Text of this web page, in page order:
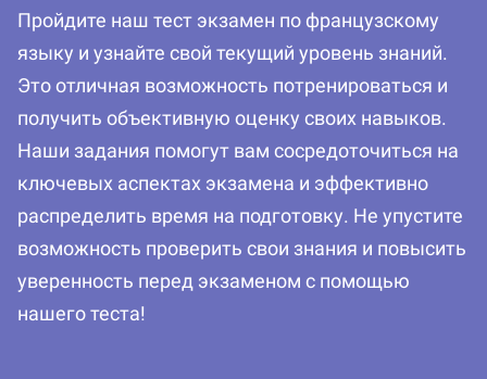
Пройдите наш тест экзамен по французскому
языку и узнайте свой текущий уровень знаний.
Это отличная возможность потренироваться и
получить объективную оценку своих навыков.
Наши задания помогут вам сосредоточиться на
ключевых аспектах экзамена и эффективно
распределить время на подготовку. Не упустите
возможность проверить свои знания и повысить
уверенность перед экзаменом с помощью
нашего теста!